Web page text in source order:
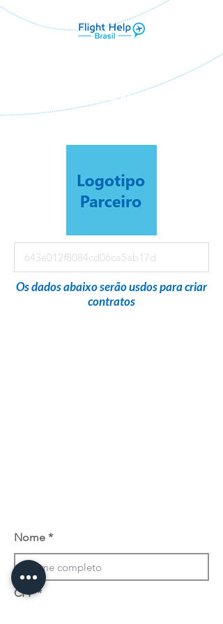
em parceria com
Os dados abaixo serão usdos para criar
contratos
Nome
CPF